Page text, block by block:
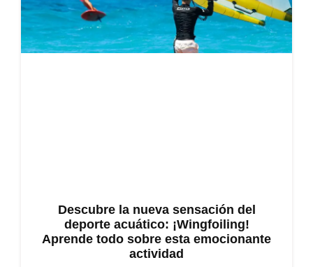
Descubre la nueva sensación del
deporte acuático: ¡Wingfoiling!
Aprende todo sobre esta emocionante
actividad